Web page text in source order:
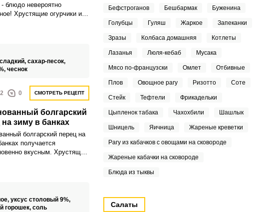
блюдо невероятно
Хрустящие огурчики и
кашам.сахар-песок,
чеснок
0 СМОТРЕТЬ РЕЦЕПТ
болгарский
на зиму в банках
болгарский перец на
получается
вкусным. Хрустящая
уксус столовый 9%,
горошек, соль
Бефстроганов Бешбармак Буженина
Голубцы Гуляш Жаркое Запеканки
Зразы Колбаса домашняя Котлеты
Лазанья Люля-кебаб Мусака
Мясо по-французски Омлет Отбивные
Плов Овощное рагу Ризотто Соте
Стейк Тефтели Фрикадельки
Цыпленок табака Чахохбили Шашлык
Шницель Яичница Жареные креветки
Рагу из кабачков с овощами на сковороде
Жареные кабачки на сковороде
Блюда из тыквы
Салаты